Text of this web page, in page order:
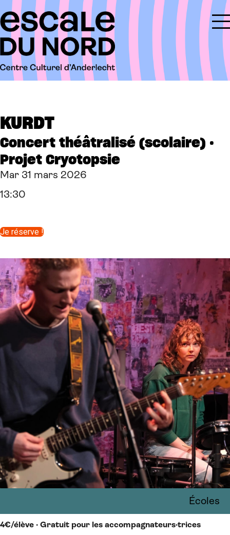
KURDT
Concert théâtralisé (scolaire) ·
Projet Cryotopsie
Mar 31 mars 2026
13:30
Je réserve !
Écoles
4€/élève · Gratuit pour les accompagnateurs·trices